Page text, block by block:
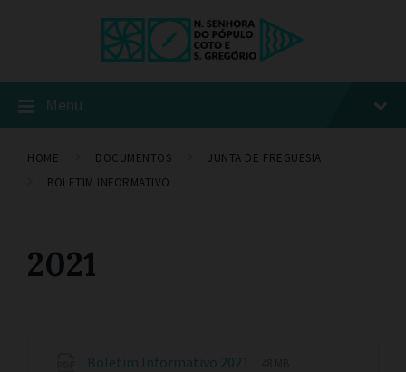
Menu
HOME DOCUMENTOS
JUNTA DE FREGUESIA
BOLETIM INFORMATIVO
2021
Boletim Informativo 2021